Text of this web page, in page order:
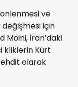
ve
için
Moini, İran’daki
kliklerin Kürt
olarak